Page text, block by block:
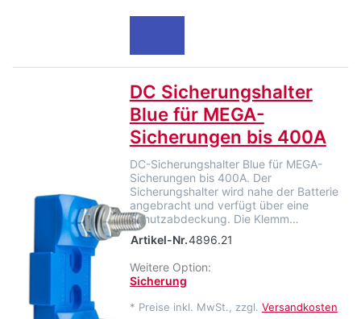
DC Sicherungshalter
Blue für MEGA-
Sicherungen bis 400A
DC-Sicherungshalter Blue für MEGA-
Sicherungen bis 400A. Der
Sicherungshalter wird nahe der Batterie
angebracht und verfügt über eine
Schutzabdeckung. Die Klemm…
Artikel-Nr.4896.21
Weitere Option:
Sicherung
* Preise inkl. MwSt., zzgl. Versandkosten